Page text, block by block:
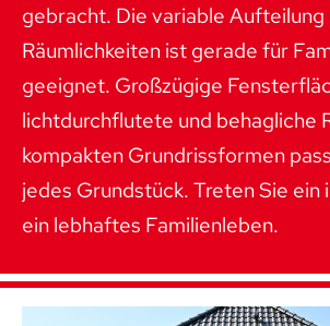
gebracht. Die variable Aufteilung
Räumlichkeiten ist gerade für
geeignet. Großzügige
lichtdurchflutete und behagliche
kompakten Grundrissformen
jedes Grundstück. Treten Sie ein
ein lebhaftes Familienleben.